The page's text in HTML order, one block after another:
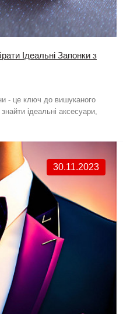
Ідеальні Запонки з
- це ключ до вишуканого
ідеальні аксесуари,
30.11.2023